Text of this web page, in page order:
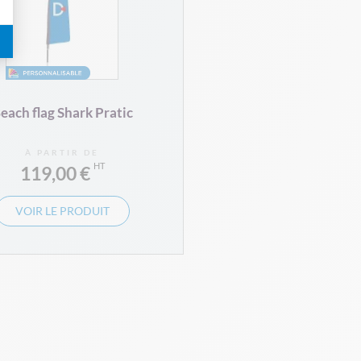
flag Shark Pratic
À PARTIR DE
119,00 €
VOIR LE PRODUIT